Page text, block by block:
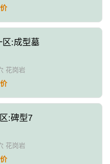
区:成型墓
花岗岩
:碑型7
花岗岩